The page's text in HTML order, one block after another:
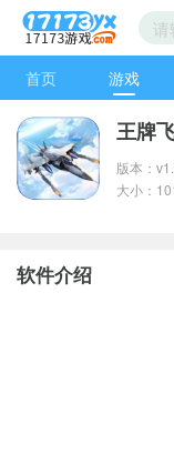
首页 游戏
王牌
版本：
大小：
软件介绍